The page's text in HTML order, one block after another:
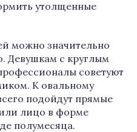
утолщенные
можно значительно
Девушкам с круглым
советуют
К овальному
подойдут прямые
лицо в форме
полумесяца.